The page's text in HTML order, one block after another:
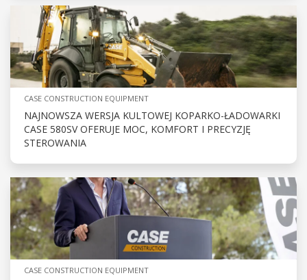
CASE CONSTRUCTION EQUIPMENT
NAJNOWSZA WERSJA KULTOWEJ KOPARKO-ŁADOWARKI
CASE 580SV OFERUJE MOC, KOMFORT I PRECYZJĘ
STEROWANIA
CASE CONSTRUCTION EQUIPMENT